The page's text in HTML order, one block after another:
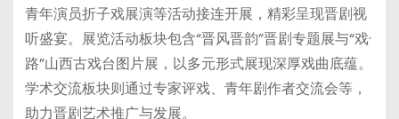
青年演员折子戏展演等活动接连开展，精彩呈现晋剧视
听盛宴。展览活动板块包含“晋风晋韵”晋剧专题展与“戏·
路”山西古戏台图片展，以多元形式展现深厚戏曲底蕴。
学术交流板块则通过专家评戏、青年剧作者交流会等，
助力晋剧艺术推广与发展。